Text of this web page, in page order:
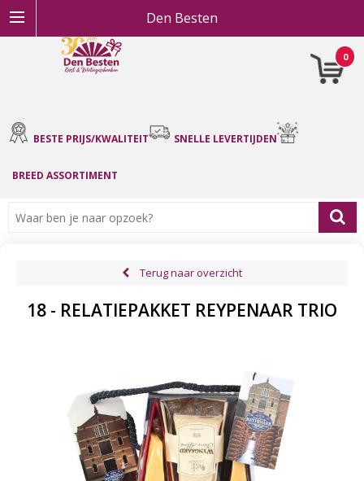
Den Besten
0
BESTE PRIJS/KWALITEIT SNELLE LEVERTIJDEN
BREED ASSORTIMENT
Terug naar overzicht
18 - RELATIEPAKKET REYPENAAR TRIO